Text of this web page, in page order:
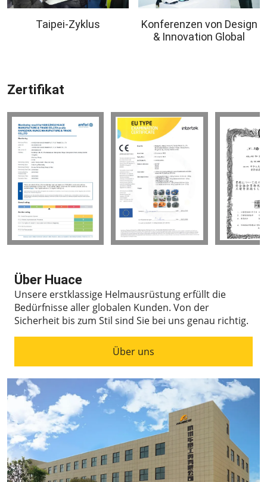
Taipei-Zyklus
Konferenzen von Design
& Innovation Global
Zertifikat
Über Huace
Unsere erstklassige Helmausrüstung erfüllt die
Bedürfnisse aller globalen Kunden. Von der
Sicherheit bis zum Stil sind Sie bei uns genau richtig.
Über uns